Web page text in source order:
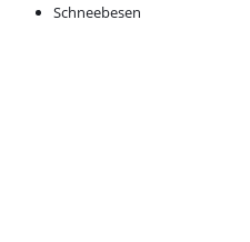
Schneebesen